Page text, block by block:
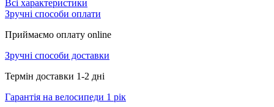
Всі характеристики
Зручні способи оплати
Приймаємо оплату online
Зручні способи доставки
Термін доставки 1-2 дні
Гарантія на велосипеди 1 рік